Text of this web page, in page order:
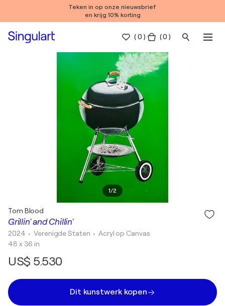
Teken in op onze nieuwsbrief
en krijg 10% korting
(0 ) ( 0 )
1/2
Grillin' and Chillin'
Tom Blood
2024 • Verenigde Staten •Acryl op Canvas
48 x 36 in
US$ 5.530
Dit kunstwerk kopen